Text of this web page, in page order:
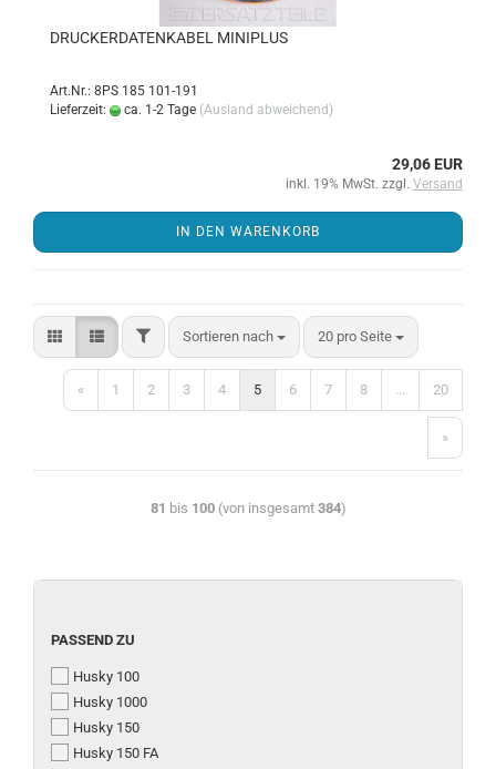
DRU­CKER­DA­TEN­KA­BEL MI­NI­PLUS
Art.Nr.: 8PS 185 101-191
Lieferzeit:
ca. 1-2 Tage (Ausland abweichend)
29,06 EUR
inkl. 19% MwSt. zzgl. Versand
IN DEN WARENKORB
Sortieren nach 20 pro Seite
« 1 2 3 4 5 6 7 8 ... 20
»
81 bis 100(von insgesamt 384)
PASSEND ZU
Husky 100
Husky 1000
Husky 150
Husky 150 FA